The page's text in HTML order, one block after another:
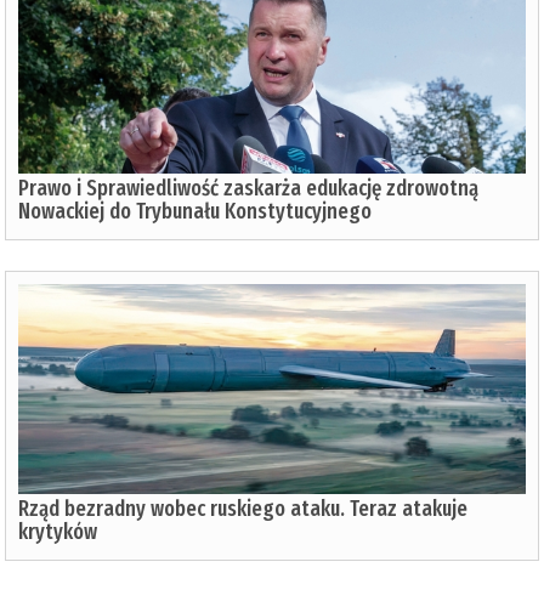
Prawo i Sprawiedliwość zaskarża edukację zdrowotną
Nowackiej do Trybunału Konstytucyjnego
Rząd bezradny wobec ruskiego ataku. Teraz atakuje
krytyków